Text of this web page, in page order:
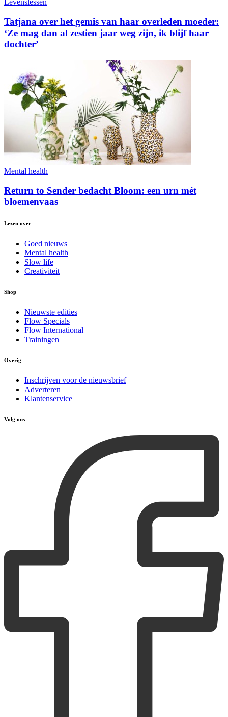
Levenslessen
Tatjana over het gemis van haar overleden moeder:
‘Ze mag dan al zestien jaar weg zijn, ik blijf haar
dochter’
Mental health
Return to Sender bedacht Bloom: een urn mét
bloemenvaas
Lezen over
Goed nieuws
Mental health
Slow life
Creativiteit
Shop
Nieuwste edities
Flow Specials
Flow International
Trainingen
Overig
Inschrijven voor de nieuwsbrief
Adverteren
Klantenservice
Volg ons